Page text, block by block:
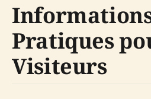
Pratiques
Visiteurs